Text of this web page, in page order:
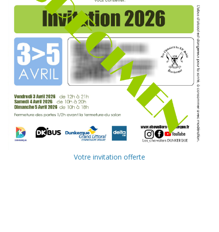
Votre invitation offerte